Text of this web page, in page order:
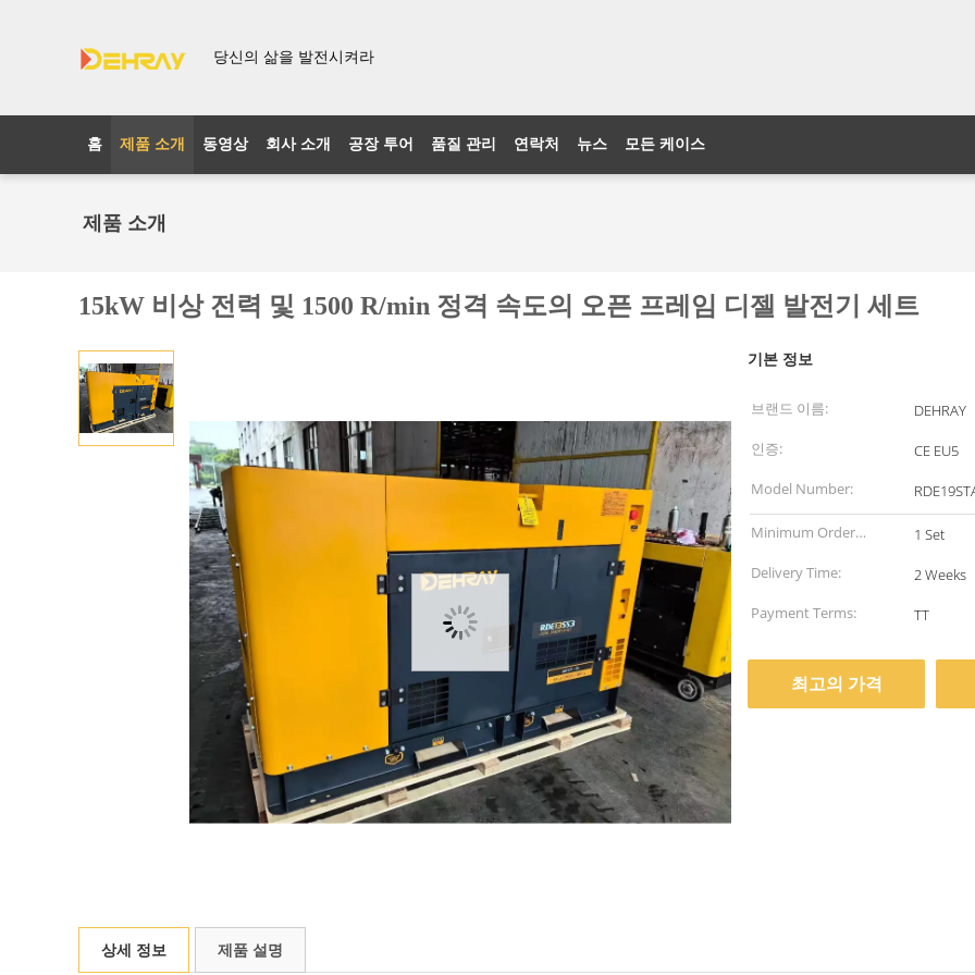
당신의 삶을 발전시켜라
홈 제품 소개 동영상 회사 소개 공장 투어 품질 관리 연락처 뉴스 모든 케이스
제품 소개
15kW 비상 전력 및 1500 R/min 정격 속도의 오픈 프레임 디젤 발전기 세트
기본 정보
브랜드 이름:
DEHRAY
인증:
CE EU5
Model Number:
Minimum Order
Quantity:
1 Set
Delivery Time:
2 Weeks
Payment Terms:
TT
최고의 가격
상세 정보 제품 설명